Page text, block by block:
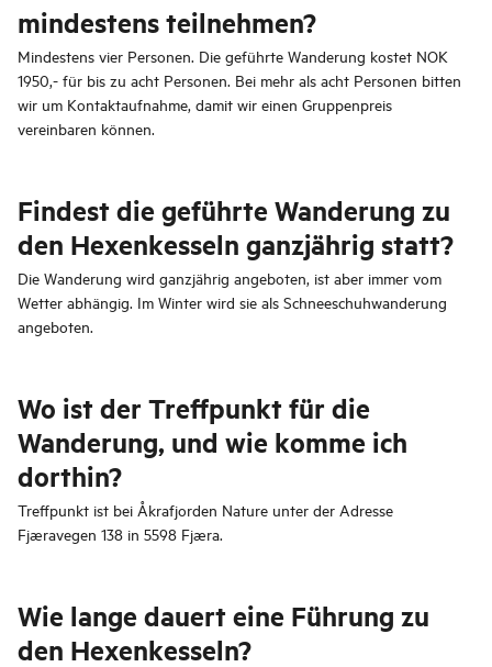
mindestens teilnehmen?
Mindestens vier Personen. Die geführte Wanderung kostet NOK
1950,- für bis zu acht Personen. Bei mehr als acht Personen bitten
wir um Kontaktaufnahme, damit wir einen Gruppenpreis
vereinbaren können.
Findest die geführte Wanderung zu
den Hexenkesseln ganzjährig statt?
Die Wanderung wird ganzjährig angeboten, ist aber immer vom
Wetter abhängig. Im Winter wird sie als Schneeschuhwanderung
angeboten.
Wo ist der Treffpunkt für die
Wanderung, und wie komme ich
dorthin?
Treffpunkt ist bei Åkrafjorden Nature unter der Adresse
Fjæravegen 138 in 5598 Fjæra.
Wie lange dauert eine Führung zu
den Hexenkesseln?